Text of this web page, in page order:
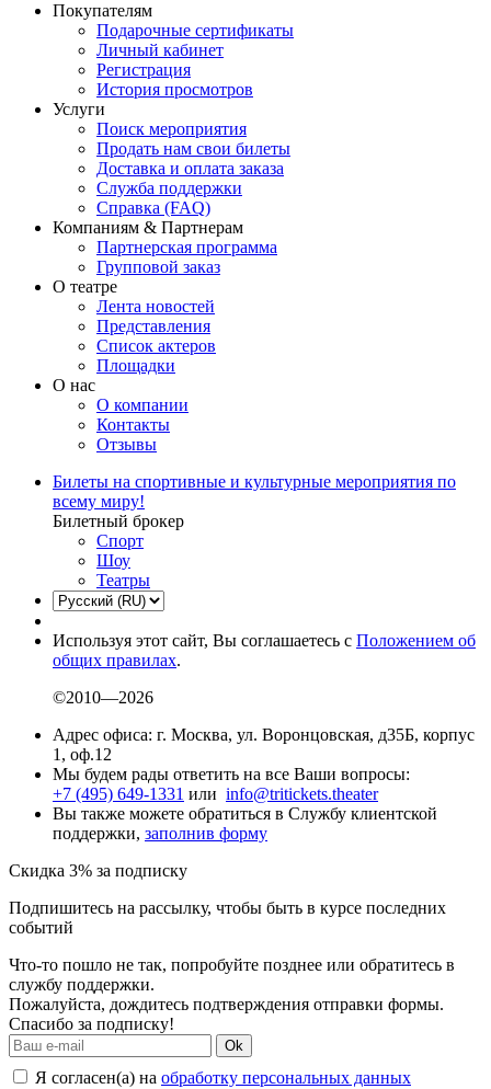
Покупателям
Подарочные сертификаты
Личный кабинет
Регистрация
История просмотров
Услуги
Поиск мероприятия
Продать нам свои билеты
Доставка и оплата заказа
Служба поддержки
Справка (FAQ)
Компаниям & Партнерам
Партнерская программа
Групповой заказ
О театре
Лента новостей
Представления
Список актеров
Площадки
О нас
О компании
Контакты
Отзывы
Билеты на спортивные и культурные мероприятия по
всему миру!
Билетный брокер
Спорт
Шоу
Театры
Используя этот сайт, Вы соглашаетесь с Положением об
общих правилах.
©2010—2026
Адрес офиса: г. Москва, ул. Воронцовская, д35Б, корпус
1, оф.12
Мы будем рады ответить на все Ваши вопросы:
+7 (495) 649-1331 или info@tritickets.theater
Вы также можете обратиться в Службу клиентской
поддержки, заполнив форму
Скидка 3% за подписку
Подпишитесь на рассылку, чтобы быть в курсе последних
событий
Что-то пошло не так, попробуйте позднее или обратитесь в
службу поддержки.
Пожалуйста, дождитесь подтверждения отправки формы.
Спасибо за подписку!
Ok
Я согласен(а) на обработку персональных данных